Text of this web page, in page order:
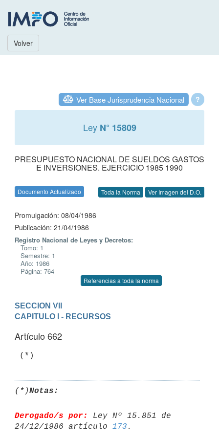
Volver
?
Ver Base Jurisprudencia Nacional
Ley N° 15809
PRESUPUESTO NACIONAL DE SUELDOS GASTOS
E INVERSIONES. EJERCICIO 1985 1990
Documento Actualizado Toda la Norma Ver Imagen del D.O.
Promulgación: 08/04/1986
Publicación: 21/04/1986
Registro Nacional de Leyes y Decretos:
Tomo: 1
Semestre: 1
Año: 1986
Página: 764
Referencias a toda la norma
SECCION VII
CAPITULO I - RECURSOS
Artículo 662
(*)Notas:
Derogado/s por:
Ley Nº 15.851 de
24/12/1986 artículo 173